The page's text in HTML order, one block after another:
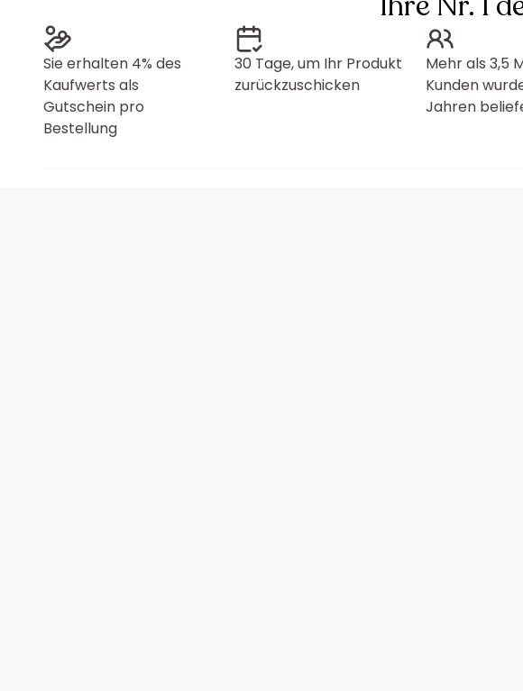
Sie erhalten 4% des
Kaufwerts als
Gutschein pro
Bestellung
30 Tage, um Ihr Produkt
zurückzuschicken
Mehr als 3,5
Kunden
Jahren